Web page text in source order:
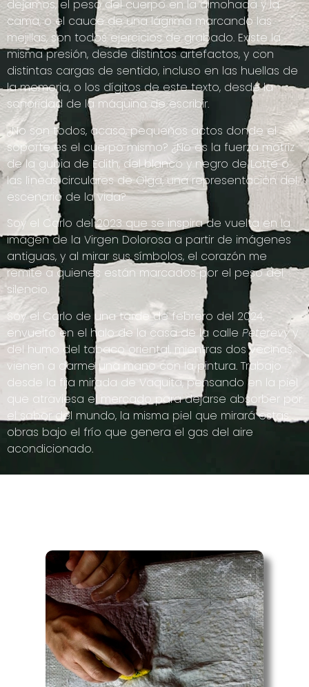
dejamos, el peso del cuerpo en la almohada y la
cama, o el cauce de una lágrima marcando las
mejillas, son todos ejercicios de grabado. Existe la
misma presión, desde distintos artefactos, y con
distintas cargas de sentido, incluso en las huellas de
la memoria, o los dígitos de este texto, desde la
sonoridad de la máquina de escribir.
¿No son todos, acaso, pequeños actos donde el
soporte es el cuerpo mismo? ¿No es la fuerza motriz
de la gubia de Edith, del blanco y negro de Lotte o
las líneas circulares de Olga, una representación del
escenario de la vida?
Soy el Carlo del 2023 que se inspira de vuelta en la
imagen de la Virgen Dolorosa a partir de imágenes
antiguas, y al mirar sus símbolos, el corazón me
remite a quienes están marcados por el peso del
silencio.
Soy el Carlo de una tarde de febrero del 2024,
envuelto en el halo de la casa de la calle Peterevyy
del humo del tabaco oriental, mientras dos vecinas
vienen a darme una mano con la pintura. Trabajo
desde la fija mirada de Vaquita, pensando en la piel
que atraviesa el mercado para dejarse absorber por
el sabor del mundo, la misma piel que mirará estas
obras bajo el frío que genera el gas del aire
acondicionado.